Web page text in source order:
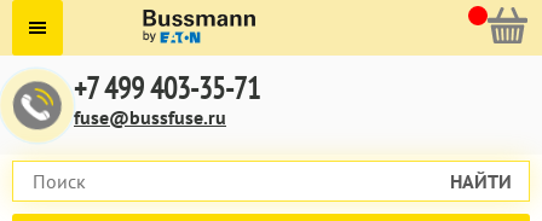
+7 499 403-35-71
fuse@bussfuse.ru
НАЙТИ